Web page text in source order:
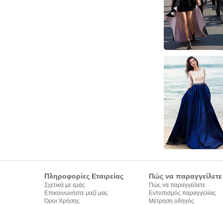
Πληροφορίες Εταιρείας
Σχετικά με εμάς
Επικοινωνήστε μαζί μας
Όροι Χρήσης
Πώς να παραγγείλετε
Πώς να παραγγείλετε
Εντοπισμός παραγγελίας
Μέτρηση οδηγός